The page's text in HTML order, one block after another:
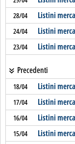
28/04 Listini
24/04 Listini
23/04 Listini
Precedenti
18/04 Listini
17/04 Listini
16/04 Listini
15/04 Listini